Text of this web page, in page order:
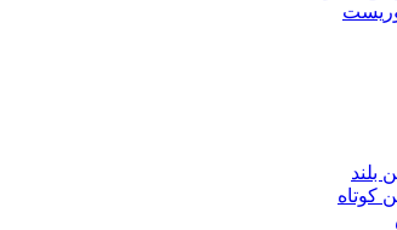
بلند
کوتاه